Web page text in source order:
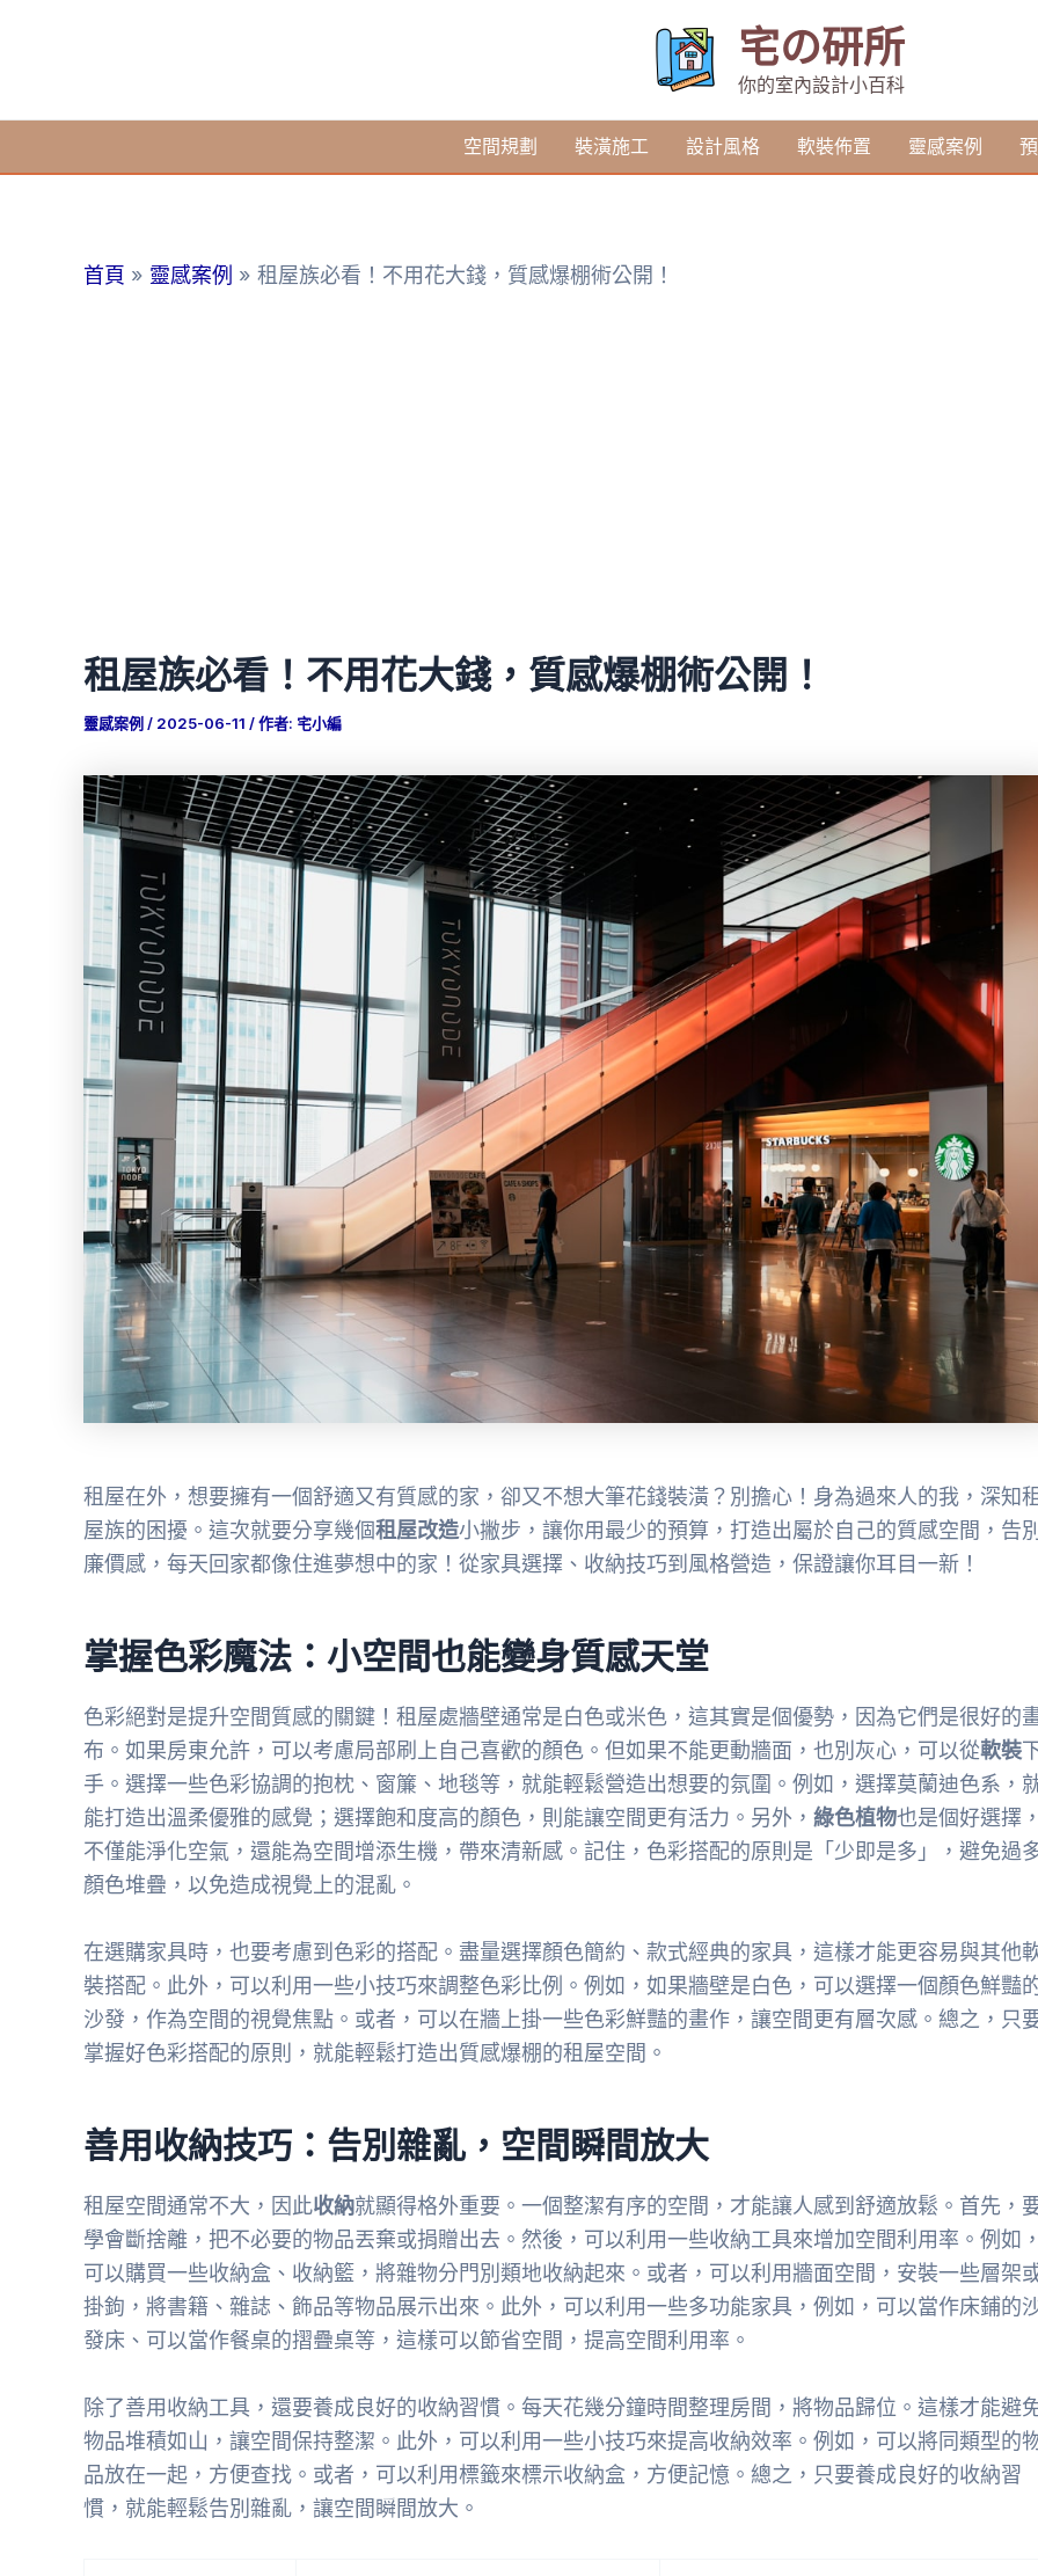
要
宅の研所
你的室內設計小百科
空間規劃 裝潢施工 設計風格 軟裝佈置 靈感案例
首頁 靈感案例 租屋族必看！不用花大錢，質感爆棚術公開！
租屋族必看！不用花大錢，質感爆棚術公開！
靈感案例 / 2025-06-11 / 作者: 宅小編
租屋在外，想要擁有一個舒適又有質感的家，卻又不想大筆花錢裝潢？別擔心！身為過來人的我，深知租
屋族的困擾。這次就要分享幾個租屋改造小撇步，讓你用最少的預算，打造出屬於自己的質感空間，告別
廉價感，每天回家都像住進夢想中的家！從家具選擇、收納技巧到風格營造，保證讓你耳目一新！
掌握色彩魔法：小空間也能變身質感天堂
色彩絕對是提升空間質感的關鍵！租屋處牆壁通常是白色或米色，這其實是個優勢，因為它們是很好的
布。如果房東允許，可以考慮局部刷上自己喜歡的顏色。但如果不能更動牆面，也別灰心，可以從軟裝
手。選擇一些色彩協調的抱枕、窗簾、地毯等，就能輕鬆營造出想要的氛圍。例如，選擇莫蘭迪色系，
能打造出溫柔優雅的感覺；選擇飽和度高的顏色，則能讓空間更有活力。另外， 綠色植物也是個好選擇，
不僅能淨化空氣，還能為空間增添生機，帶來清新感。記住，色彩搭配的原則是「少即是多」，避免過
顏色堆疊，以免造成視覺上的混亂。
在選購家具時，也要考慮到色彩的搭配。盡量選擇顏色簡約、款式經典的家具，這樣才能更容易與其他
裝搭配。此外，可以利用一些小技巧來調整色彩比例。例如，如果牆壁是白色，可以選擇一個顏色鮮豔
沙發，作為空間的視覺焦點。或者，可以在牆上掛一些色彩鮮豔的畫作，讓空間更有層次感。總之，只
掌握好色彩搭配的原則，就能輕鬆打造出質感爆棚的租屋空間。
善用收納技巧：告別雜亂，空間瞬間放大
租屋空間通常不大，因此收納就顯得格外重要。一個整潔有序的空間，才能讓人感到舒適放鬆。首先，
學會斷捨離，把不必要的物品丟棄或捐贈出去。然後，可以利用一些收納工具來增加空間利用率。例如，
可以購買一些收納盒、收納籃，將雜物分門別類地收納起來。或者，可以利用牆面空間，安裝一些層架
掛鉤，將書籍、雜誌、飾品等物品展示出來。此外，可以利用一些多功能家具，例如，可以當作床鋪的
發床、可以當作餐桌的摺疊桌等，這樣可以節省空間，提高空間利用率。
除了善用收納工具，還要養成良好的收納習慣。每天花幾分鐘時間整理房間，將物品歸位。這樣才能避
物品堆積如山，讓空間保持整潔。此外，可以利用一些小技巧來提高收納效率。例如，可以將同類型的
品放在一起，方便查找。或者，可以利用標籤來標示收納盒，方便記憶。總之，只要養成良好的收納習
慣，就能輕鬆告別雜亂，讓空間瞬間放大。